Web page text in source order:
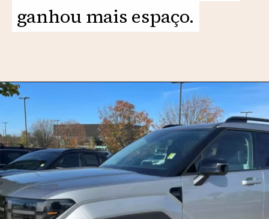
ganhou mais espaço.
ganhou mais espaço.